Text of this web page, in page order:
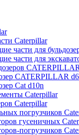
Caterpillar
части для
части для
CATERPILLAR
Сat d10n
Caterpillar
Caterpillar
погрузчиков
гусеничных
погрузчиков